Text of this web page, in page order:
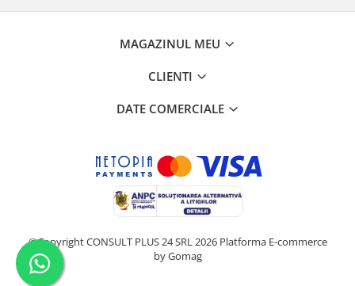
MAGAZINUL MEU
CLIENTI
DATE COMERCIALE
©Copyright CONSULT PLUS 24 SRL 2026 Platforma E-commerce
by Gomag